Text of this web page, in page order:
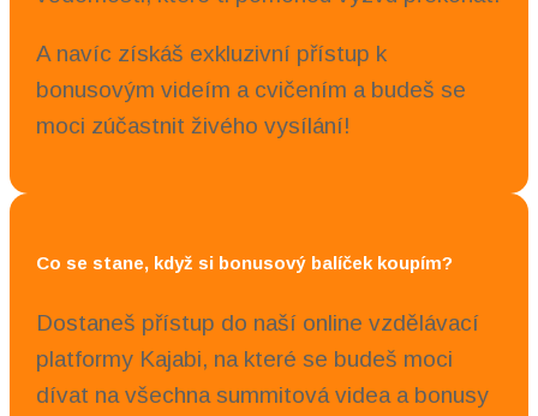
A navíc získáš exkluzivní přístup k
bonusovým videím a cvičením a budeš se
moci zúčastnit živého vysílání!
Co se stane, když si bonusový balíček koupím?
Dostaneš přístup do naší online vzdělávací
platformy Kajabi, na které se budeš moci
dívat na všechna summitová videa a bonusy